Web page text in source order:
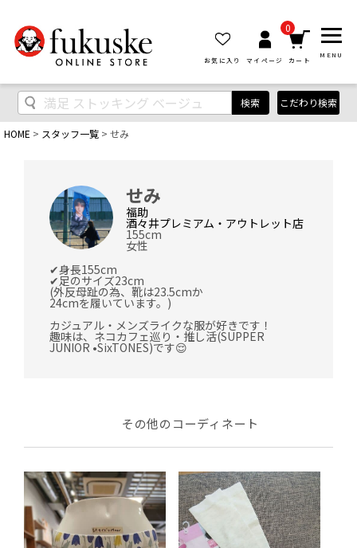
お気に入り マイページ
0
カート
MENU
検索 こだわり検索
HOME スタッフ一覧 せみ
せみ
福助
酒々井プレミアム・アウトレット店
155cm
女性
✔身長155cm
✔足のサイズ23cm
(外反母趾の為、靴は23.5cmか
24cmを履いています。)
カジュアル・メンズライクな服が好きです！
趣味は、ネコカフェ巡り・推し活(SUPPER
JUNIOR •SixTONES)です😌
その他のコーディネート